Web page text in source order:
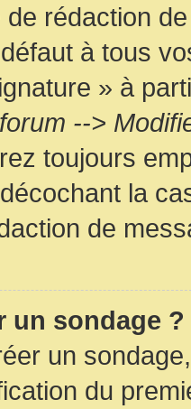
rédaction
à tous
» à
-->
toujours
la
de
un sondage ?
un
du